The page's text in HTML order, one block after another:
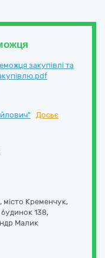
закупівлі та
Досьє
, місто Кременчук,
138,
Малик